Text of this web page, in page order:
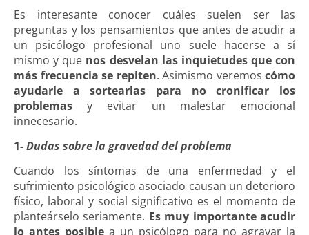
Es interesante conocer cuáles suelen ser las
preguntas y los pensamientos que antes de acudir a
un psicólogo profesional uno suele hacerse a sí
mismo y que nos desvelan las inquietudes que con
más frecuencia se repiten. Asimismo veremos cómo
ayudarle a sortearlas para no cronificar los
problemas y evitar un malestar emocional
innecesario.
1-Dudas sobre la gravedad del problema
Cuando los síntomas de una enfermedad y el
sufrimiento psicológico asociado causan un deterioro
físico, laboral y social significativo es el momento de
planteárselo seriamente. Es muy importante acudir
lo antes posible a un psicólogo para no agravar la